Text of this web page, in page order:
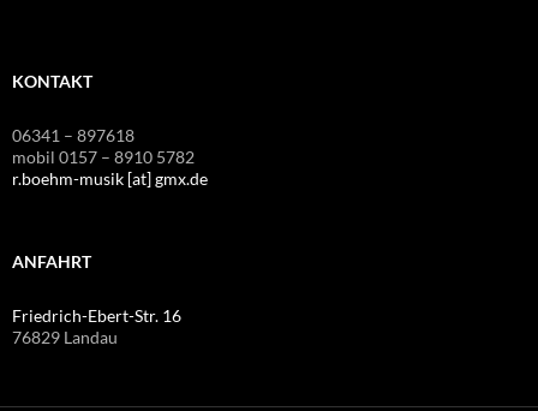
KONTAKT
06341 – 897618
mobil 0157 – 8910 5782
r.boehm-musik [at] gmx.de
ANFAHRT
Friedrich-Ebert-Str. 16
76829 Landau